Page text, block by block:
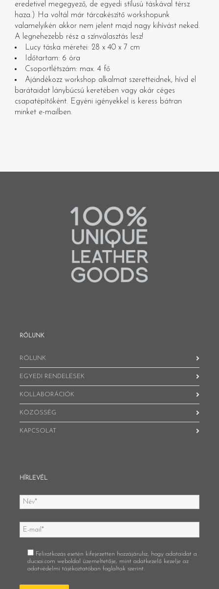
eredetivel megegyező, de egyedi stílusú táskával térsz
haza.) Ha voltál már tárcakészítő workshopunk
valamelyikén akkor nem jelent majd nagy kihívást neked.
A legnehezebb rész a színválasztás lesz!
Lucy táska méretei: 28 x 40 x 7 cm
Időtartam: 6 óra
Csoportlétszám: max. 4 fő
Ajándékozz workshop alkalmat szeretteidnek, hívd el
barátaidat lánybúcsú keretében vagy akár céges
csapatépítőként. Egyéni igényekkel is keress bátran
minket e-mailben.
RÓLUNK
RÓLUNK
EGYEDI RENDELÉSEK
KOLLABORÁCIÓK
KÖZÖSSÉG
KAPCSOLAT
HÍRLEVÉL
Feliratkozás esetén kifejezetten hozzájárulsz, hogy adataidat a
ducsai.com weboldal üzemeltetője, mint adatkezelő kezelje az
adatvédelmi tájékoztatóban foglaltak szerint.